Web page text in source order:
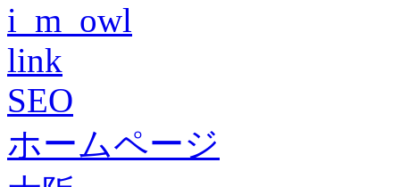
i_m_owl
link
SEO
ホームページ